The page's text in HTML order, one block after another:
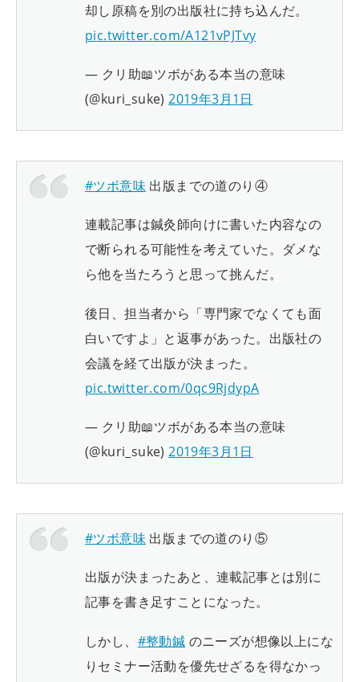
却し原稿を別の出版社に持ち込んだ。
pic.twitter.com/A121vPJTvy
— クリ助📖ツボがある本当の意味
(@kuri_suke)2019年3月1日
#ツボ意味 出版までの道のり④
連載記事は鍼灸師向けに書いた内容なの
で断られる可能性を考えていた。ダメな
ら他を当たろうと思って挑んだ。
後日、担当者から「専門家でなくても面
白いですよ」と返事があった。出版社の
会議を経て出版が決まった。
pic.twitter.com/0qc9RjdypA
— クリ助📖ツボがある本当の意味
(@kuri_suke)2019年3月1日
#ツボ意味 出版までの道のり⑤
出版が決まったあと、連載記事とは別に
記事を書き足すことになった。
しかし、 #整動鍼 のニーズが想像以上にな
りセミナー活動を優先せざるを得なかっ